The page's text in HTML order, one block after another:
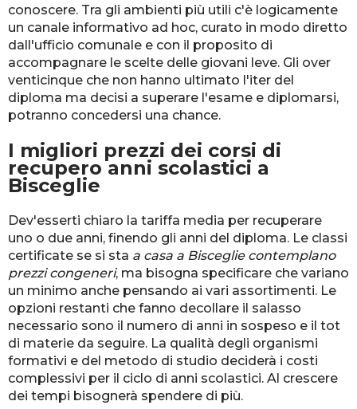
conoscere. Tra gli ambienti più utili c'è logicamente
un canale informativo ad hoc, curato in modo diretto
dall'ufficio comunale e con il proposito di
accompagnare le scelte delle giovani leve. Gli over
venticinque che non hanno ultimato l'iter del
diploma ma decisi a superare l'esame e diplomarsi,
potranno concedersi una chance.
I migliori prezzi dei corsi di
recupero anni scolastici a
Bisceglie
Dev'esserti chiaro la tariffa media per recuperare
uno o due anni, finendo gli anni del diploma. Le classi
certificate se si sta a casa a Bisceglie contemplano
prezzi congeneri, ma bisogna specificare che variano
un minimo anche pensando ai vari assortimenti. Le
opzioni restanti che fanno decollare il salasso
necessario sono il numero di anni in sospeso e il tot
di materie da seguire. La qualità degli organismi
formativi e del metodo di studio deciderà i costi
complessivi per il ciclo di anni scolastici. Al crescere
dei tempi bisognerà spendere di più.